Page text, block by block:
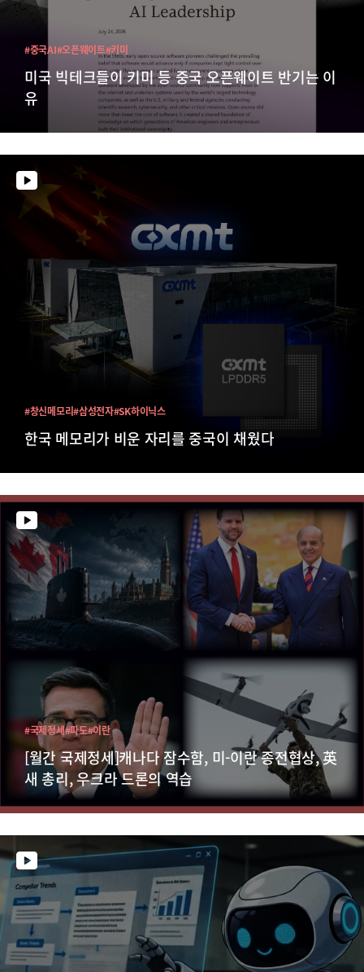
미국 빅테크들이 키미 등 중국 오픈웨이트 반기는 이
유
#중국AI#오픈웨이트#키미
한국 메모리가 비운 자리를 중국이 채웠다
#창신메모리#삼성전자#SK하이닉스
[월간 국제정세]캐나다 잠수함, 미-이란 종전협상, 英
새 총리, 우크라 드론의 역습
#국제정세#파도#이란